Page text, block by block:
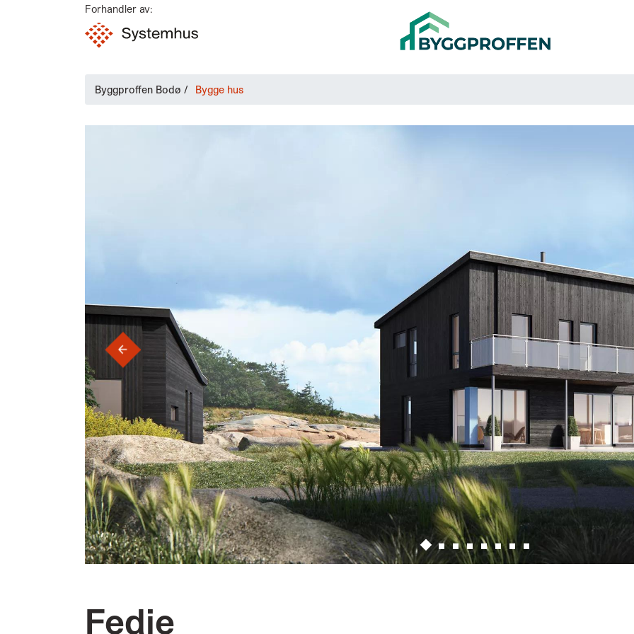
Forhandler av:
Byggproffen Bodø / Bygge hus
‹
Fedje